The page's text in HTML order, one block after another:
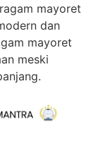
mayoret
dan
mayoret
meski